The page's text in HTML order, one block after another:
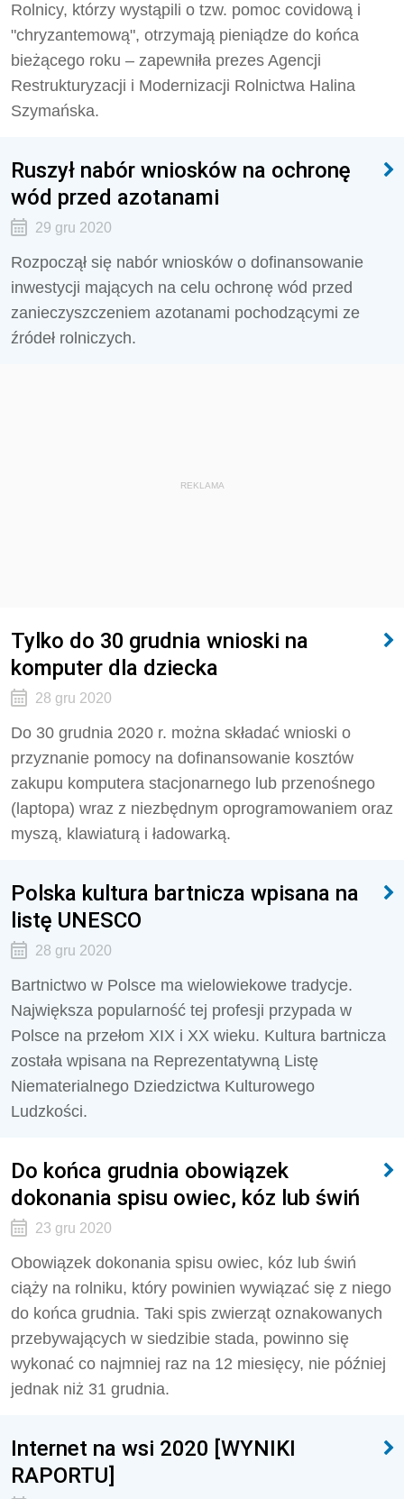
Rolnicy, którzy wystąpili o tzw. pomoc covidową i
"chryzantemową", otrzymają pieniądze do końca
bieżącego roku – zapewniła prezes Agencji
Restrukturyzacji i Modernizacji Rolnictwa Halina
Szymańska.
Ruszył nabór wniosków na ochronę
wód przed azotanami
29 gru 2020
Rozpoczął się nabór wniosków o dofinansowanie
inwestycji mających na celu ochronę wód przed
zanieczyszczeniem azotanami pochodzącymi ze
źródeł rolniczych.
REKLAMA
Tylko do 30 grudnia wnioski na
komputer dla dziecka
28 gru 2020
Do 30 grudnia 2020 r. można składać wnioski o
przyznanie pomocy na dofinansowanie kosztów
zakupu komputera stacjonarnego lub przenośnego
(laptopa) wraz z niezbędnym oprogramowaniem oraz
myszą, klawiaturą i ładowarką.
Polska kultura bartnicza wpisana na
listę UNESCO
28 gru 2020
Bartnictwo w Polsce ma wielowiekowe tradycje.
Największa popularność tej profesji przypada w
Polsce na przełom XIX i XX wieku. Kultura bartnicza
została wpisana na Reprezentatywną Listę
Niematerialnego Dziedzictwa Kulturowego
Ludzkości.
Do końca grudnia obowiązek
dokonania spisu owiec, kóz lub świń
23 gru 2020
Obowiązek dokonania spisu owiec, kóz lub świń
ciąży na rolniku, który powinien wywiązać się z niego
do końca grudnia. Taki spis zwierząt oznakowanych
przebywających w siedzibie stada, powinno się
wykonać co najmniej raz na 12 miesięcy, nie później
jednak niż 31 grudnia.
Internet na wsi 2020 [WYNIKI
RAPORTU]